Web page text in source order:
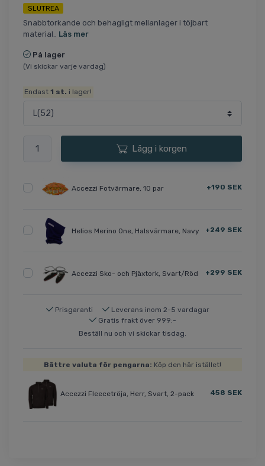
SLUTREA
Snabbtorkande och behagligt mellanlager i töjbart
material.. Läs mer
På lager
(Vi skickar varje vardag)
Endast1 st. i lager!
Lägg i korgen
Accezzi Fotvärmare, 10 par +190 SEK
Helios Merino One, Halsvärmare, Navy +249 SEK
Accezzi Sko- och Pjäxtork, Svart/Röd +299 SEK
Prisgaranti
Leverans inom 2-5 vardagar
Gratis frakt över 999:-
Beställ nu och vi skickar tisdag.
Bättre valuta för pengarna: Köp den här istället!
Accezzi Fleecetröja, Herr, Svart, 2-pack 458 SEK